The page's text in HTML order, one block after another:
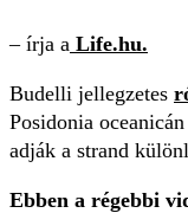
– írja a Life.hu.
Budelli jellegzetes
Posidonia
adják a strand
Ebben a régebbi